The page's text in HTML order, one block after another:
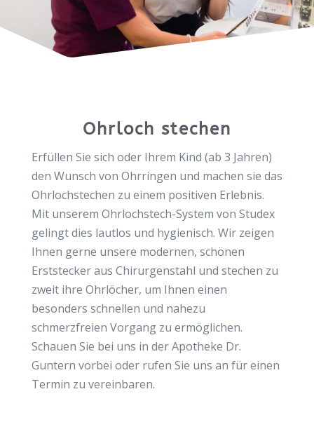
Ohrloch stechen
Erfüllen Sie sich oder Ihrem Kind (ab 3 Jahren)
den Wunsch von Ohrringen und machen sie das
Ohrlochstechen zu einem positiven Erlebnis.
Mit unserem Ohrlochstech-System von Studex
gelingt dies lautlos und hygienisch. Wir zeigen
Ihnen gerne unsere modernen, schönen
Erststecker aus Chirurgenstahl und stechen zu
zweit ihre Ohrlöcher, um Ihnen einen
besonders schnellen und nahezu
schmerzfreien Vorgang zu ermöglichen.
Schauen Sie bei uns in der Apotheke Dr.
Guntern vorbei oder rufen Sie uns an für einen
Termin zu vereinbaren.